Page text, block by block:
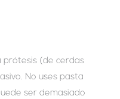
prótesis (de cerdas
No uses pasta
ser demasiado